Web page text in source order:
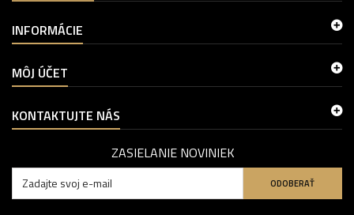
INFORMÁCIE
MÔJ ÚČET
KONTAKTUJTE NÁS
ZASIELANIE NOVINIEK
ODOBERAŤ